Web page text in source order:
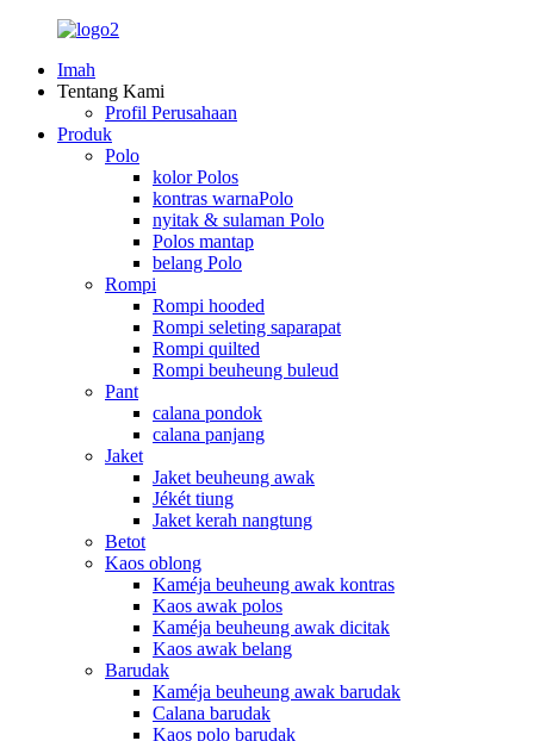
Imah
Tentang Kami
Profil Perusahaan
Produk
Polo
kolor Polos
kontras warnaPolo
nyitak & sulaman Polo
Polos mantap
belang Polo
Rompi
Rompi hooded
Rompi seleting saparapat
Rompi quilted
Rompi beuheung buleud
Pant
calana pondok
calana panjang
Jaket
Jaket beuheung awak
Jékét tiung
Jaket kerah nangtung
Betot
Kaos oblong
Kaméja beuheung awak kontras
Kaos awak polos
Kaméja beuheung awak dicitak
Kaos awak belang
Barudak
Kaméja beuheung awak barudak
Calana barudak
Kaos polo barudak